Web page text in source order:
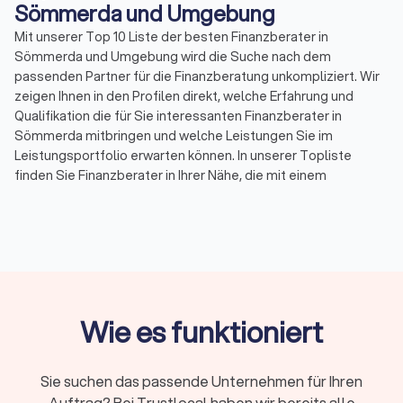
Sömmerda und Umgebung
Mit unserer Top 10 Liste der besten Finanzberater in
Sömmerda und Umgebung wird die Suche nach dem
passenden Partner für die Finanzberatung unkompliziert. Wir
zeigen Ihnen in den Profilen direkt, welche Erfahrung und
Qualifikation die für Sie interessanten Finanzberater in
Sömmerda mitbringen und welche Leistungen Sie im
Leistungsportfolio erwarten können. In unserer Topliste
finden Sie Finanzberater in Ihrer Nähe, die mit einem
Versicherungen, für Rente & Altersvorsorge, für
die Unternehmensberatung auf einen Blick aussuchen und die
besten Finanzberater in Sömmerda und Umgebung
Wie es funktioniert
Sie suchen das passende Unternehmen für Ihren